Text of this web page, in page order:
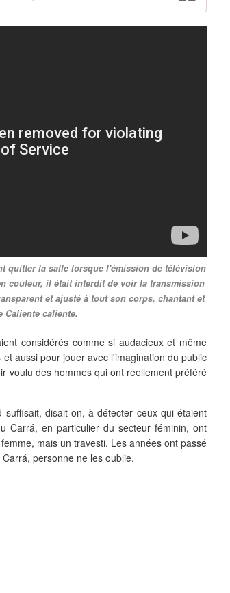
quitter la salle lorsque l'émission de télévision
couleur, il était interdit de voir la transmission
et ajusté à tout son corps, chantant et
Caliente caliente.
considérés comme si audacieux et même
aussi pour jouer avec l'imagination du public
voulu des hommes qui ont réellement préféré
disait-on, à détecter ceux qui étaient
Carrá, en particulier du secteur féminin, ont
mais un travesti. Les années ont passé
personne ne les oublie.